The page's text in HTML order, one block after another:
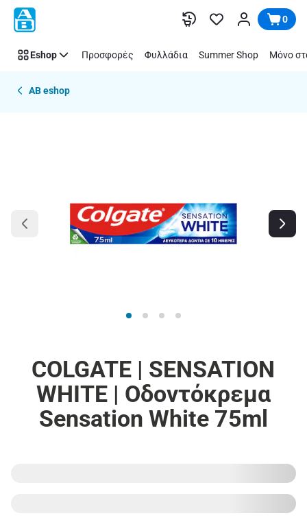
Παράλειψη 0
Eshop Προσφορές Φυλλάδια Summer Shop Μόνο
AB eshop
COLGATE | SENSATION
WHITE | Οδοντόκρεμα
Sensation White 75ml